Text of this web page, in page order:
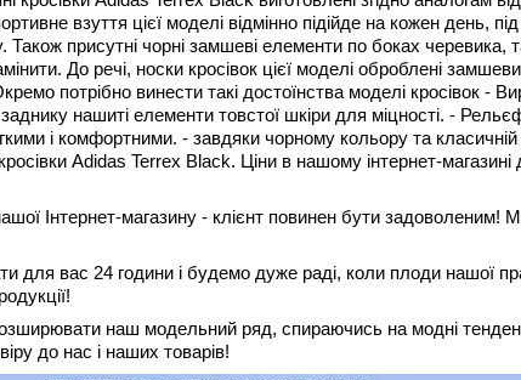
взуття цієї моделі відмінно підійде на кожен день,
Також присутні чорні замшеві елементи по боках
До речі, носки кросівок цієї моделі оброблені
потрібно винести такі достоїнства моделі кросівок -
нашиті елементи товстої шкіри для міцності. -
і комфортними. - завдяки чорному кольору та
Adidas Terrex Black. Ціни в нашому інтернет-
Інтернет-магазину - клієнт повинен бути задоволеним!
для вас 24 години і будемо дуже раді, коли плоди нашої
наш модельний ряд, спираючись на модні
до нас і наших товарів!